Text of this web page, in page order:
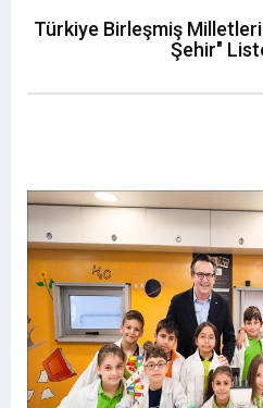
Türkiye Birleşmiş
Şehir"